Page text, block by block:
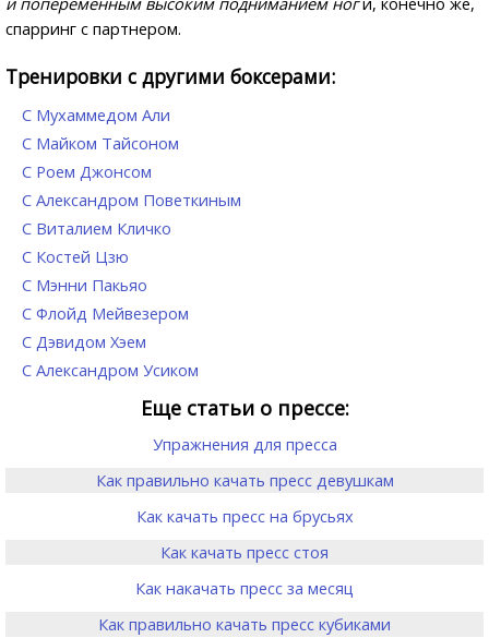
спарринг с партнером.
Тренировки с другими боксерами:
С Мухаммедом Али
С Майком Тайсоном
С Роем Джонсом
С Александром Поветкиным
С Виталием Кличко
С Костей Цзю
С Мэнни Пакьяо
С Флойд Мейвезером
С Дэвидом Хэем
С Александром Усиком
Еще статьи о прессе:
Упражнения для пресса
Как правильно качать пресс девушкам
Как качать пресс на брусьях
Как качать пресс стоя
Как накачать пресс за месяц
Как правильно качать пресс кубиками